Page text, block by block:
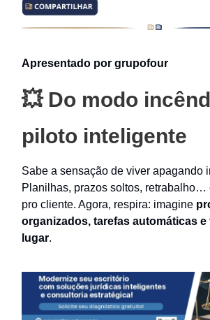
Apresentado por grupofour
💥 Do modo
piloto inteligente
Sabe a sensação de viver apagando
Planilhas, prazos soltos, retrabalho…
pro cliente. Agora, respira: imagine
organizados, tarefas automáticas
lugar.